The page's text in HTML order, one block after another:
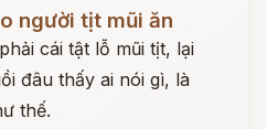
người tịt mũi ăn
cái tật lỗ mũi tịt, lại
đâu thấy ai nói gì, là
thế.